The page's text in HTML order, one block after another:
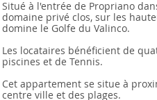
Situé à l'entrée de Propriano
domaine privé clos, sur les
domine le Golfe du Valinco.
Les locataires bénéficient de
piscines et de Tennis.
Cet appartement se situe à
centre ville et des plages.